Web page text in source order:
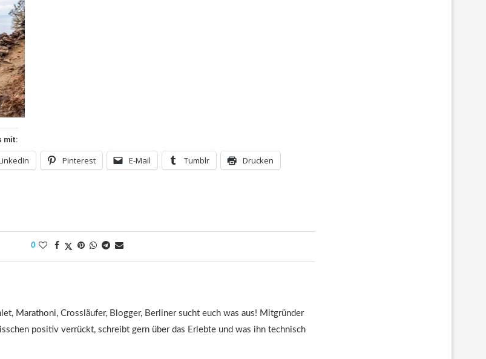
mit:
Pinterest E-Mail Tumblr Drucken
0
Marathoni, Crossläufer, Blogger, Berliner sucht euch was aus! Mitgründer
positiv verrückt, schreibt gern über das Erlebte und was ihn technisch